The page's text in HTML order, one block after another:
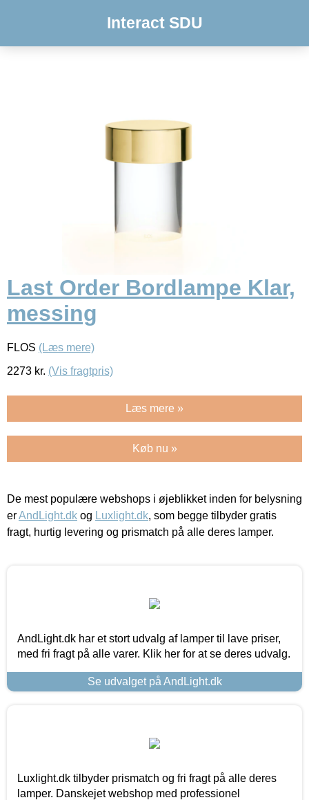
Interact SDU
Last Order Bordlampe Klar,
messing
FLOS (Læs mere)
2273 kr. (Vis fragtpris)
Læs mere »
Køb nu »
De mest populære webshops i øjeblikket inden for belysning
erAndLight.dk og Luxlight.dk, som begge tilbyder gratis
fragt, hurtig levering og prismatch på alle deres lamper.
AndLight.dk har et stort udvalg af lamper til lave priser,
med fri fragt på alle varer. Klik her for at se deres udvalg.
Se udvalget på AndLight.dk
Luxlight.dk tilbyder prismatch og fri fragt på alle deres
lamper. Danskejet webshop med professionel